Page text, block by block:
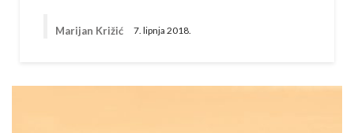
Marijan Križić 7. lipnja 2018.